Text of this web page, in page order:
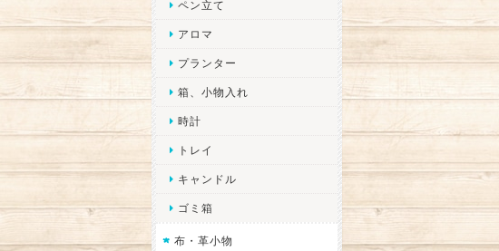
ペン立て
アロマ
プランター
箱、小物入れ
時計
トレイ
キャンドル
ゴミ箱
布・革小物